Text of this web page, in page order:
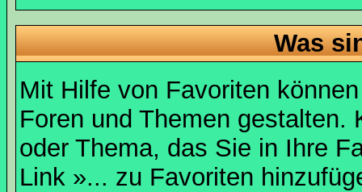
Was
Mit Hilfe von Favoriten
Foren und Themen
oder Thema, das Sie in Ihre
Link »... zu Favoriten